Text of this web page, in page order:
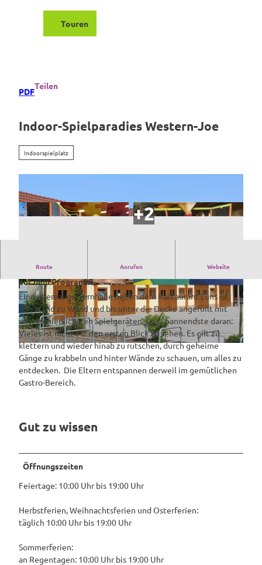
Touren
PDF
Teilen
Indoor-Spielparadies Western-Joe
Indoorspielplatz
© MedienAtelier Emsland |CC-BY-NC-ND
© MedienAtelier Emsland | CC-BY-NC-ND © MedienAtelier Emsland |CC-BY-NC-ND
Route Anrufen Website
Spaß- und Kletterwelt, Rodelbahn und Elektrocarts stehen
auf dem Programm
Eine ehemalige Turnhalle neben dem Restaurant Lüns ist
von Wand zu Wand und bis unter die Decke angefüllt mit
unterschiedlichsten Spielgeräten. Das Spannendste daran:
Vieles ist nicht auf den ersten Blick zu sehen. Es gilt zu
klettern und wieder hinab zu rutschen, durch geheime
Gänge zu krabbeln und hinter Wände zu schauen, um alles zu
entdecken. Die Eltern entspannen derweil im gemütlichen
Gastro-Bereich.
Gut zu wissen
Öffnungszeiten
Feiertage: 10:00 Uhr bis 19:00 Uhr
Herbstferien, Weihnachtsferien und Osterferien:
täglich 10:00 Uhr bis 19:00 Uhr
Sommerferien:
an Regentagen: 10:00 Uhr bis 19:00 Uhr